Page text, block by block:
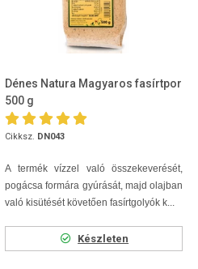
Dénes Natura Magyaros fasírtpor
500 g
Cikksz. DN043
A termék vízzel való összekeverését,
pogácsa formára gyúrását, majd olajban
való kisütését követően fasírtgolyók k...
Készleten